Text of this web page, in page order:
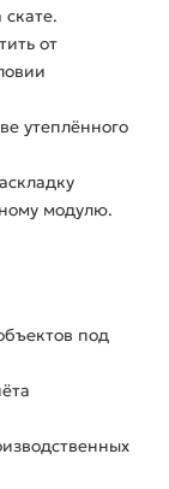
от
утеплённого
модулю.
под